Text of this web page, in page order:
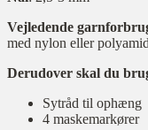
Vejledende
med nylon eller
Derudover skal du
Sytråd til ophæng
4 maskemarkører